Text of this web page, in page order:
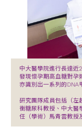
中大醫學院進行長達近
發現懷孕期高血糖對孕
亦識別出一系列的DNA
研究團隊成員包括（左
衡糖尿科教授、中大醫
任（學術）馬青雲教授